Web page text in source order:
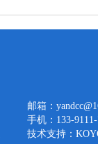
邮箱：
手机：133-
技术支持：